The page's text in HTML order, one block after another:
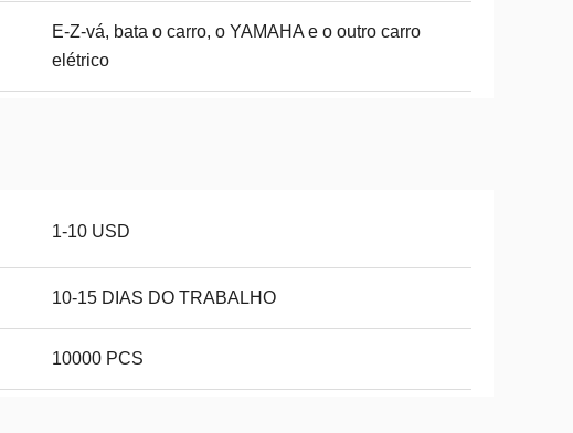
E-Z-vá, bata o carro, o YAMAHA e o outro carro
elétrico
1-10 USD
10-15 DIAS DO TRABALHO
10000 PCS